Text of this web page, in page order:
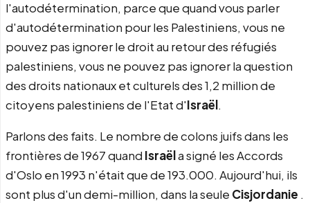
l'autodétermination, parce que quand vous parler
d'autodétermination pour les Palestiniens, vous ne
pouvez pas ignorer le droit au retour des réfugiés
palestiniens, vous ne pouvez pas ignorer la question
des droits nationaux et culturels des 1,2 million de
citoyens palestiniens de l'Etat d'Israël.
Parlons des faits. Le nombre de colons juifs dans les
frontières de 1967 quand Israëla signé les Accords
d'Oslo en 1993 n'était que de 193.000. Aujourd'hui, ils
sont plus d'un demi-million, dans la seule Cisjordanie .